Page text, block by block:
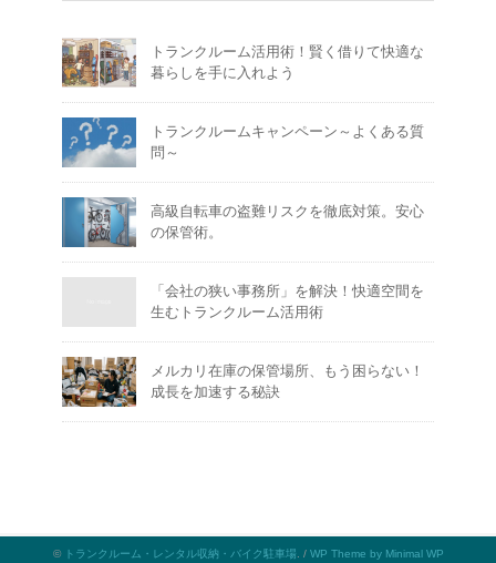
トランクルーム活用術！賢く借りて快適な
暮らしを手に入れよう
トランクルームキャンペーン～よくある質
問～
高級自転車の盗難リスクを徹底対策。安心
の保管術。
「会社の狭い事務所」を解決！快適空間を
生むトランクルーム活用術
メルカリ在庫の保管場所、もう困らない！
成長を加速する秘訣
© トランクルーム・レンタル収納・バイク駐車場 . / WP Theme by Minimal WP